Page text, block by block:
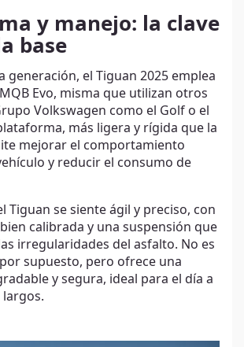
y manejo: la clave
base
generación, el Tiguan 2025 emplea
Evo, misma que utilizan otros
Volkswagen como el Golf o el
más ligera y rígida que la
mejorar el comportamiento
y reducir el consumo de
Tiguan se siente ágil y preciso, con
calibrada y una suspensión que
irregularidades del asfalto. No es
supuesto, pero ofrece una
y segura, ideal para el día a
largos.